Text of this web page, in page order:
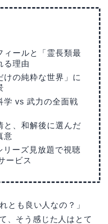
ィールと「霊長類最
る理由
けの純粋な世界」に
学 vs 武力の全面戦
と、和解後に選んだ
意
リーズ見放題で視聴
ービス
とも良い人なの？」
そう感じた人はとて